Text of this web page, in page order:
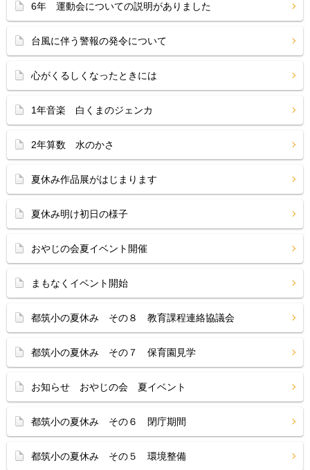
6年 運動会についての説明がありました
台風に伴う警報の発令について
心がくるしくなったときには
1年音楽 白くまのジェンカ
2年算数 水のかさ
夏休み作品展がはじまります
夏休み明け初日の様子
おやじの会夏イベント開催
まもなくイベント開始
都筑小の夏休み その８ 教育課程連絡協議会
都筑小の夏休み その７ 保育園見学
お知らせ おやじの会 夏イベント
都筑小の夏休み その６ 閉庁期間
都筑小の夏休み その５ 環境整備